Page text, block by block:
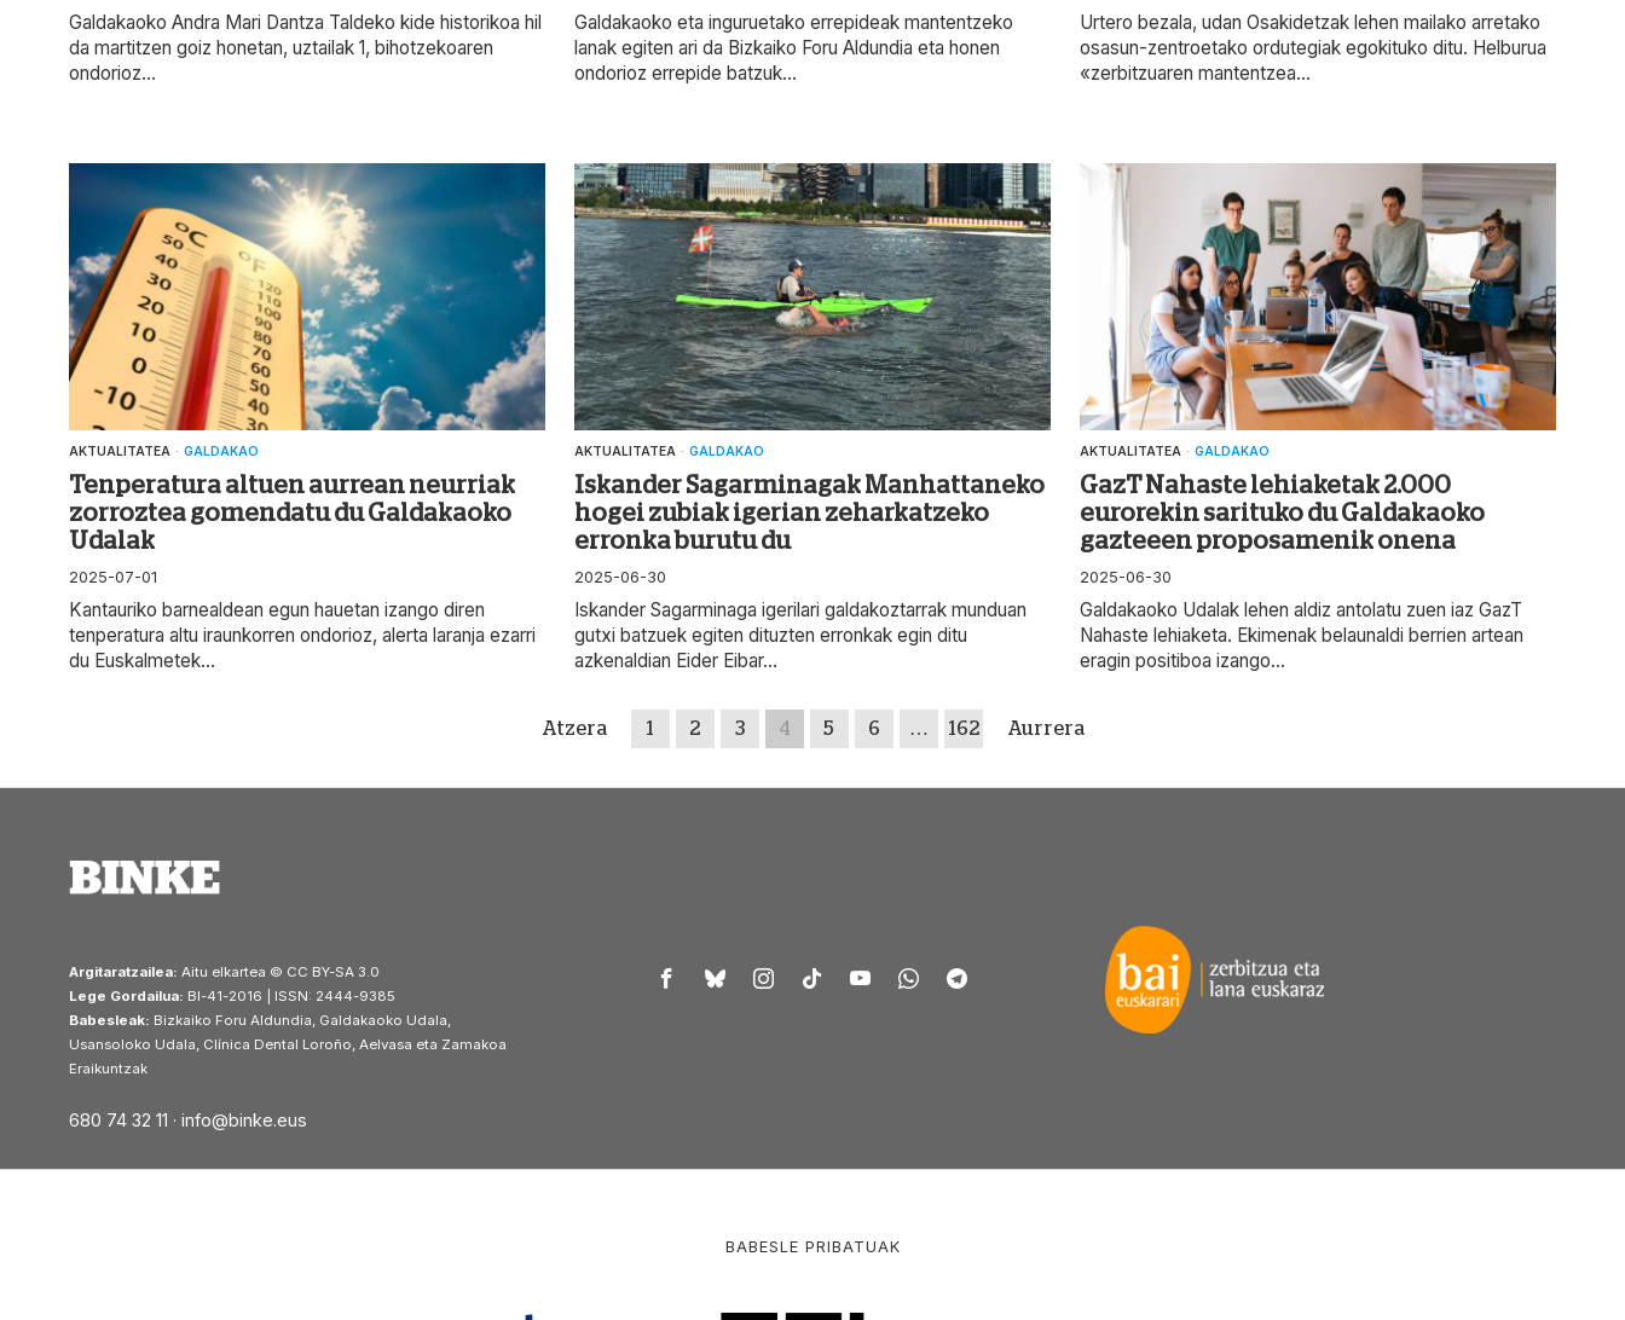
Galdakaoko Andra Mari Dantza Taldeko kide historikoa hil
da martitzen goiz honetan, uztailak 1, bihotzekoaren
ondorioz...
Galdakaoko eta inguruetako errepideak mantentzeko
lanak egiten ari da Bizkaiko Foru Aldundia eta honen
ondorioz errepide batzuk...
Urtero bezala, udan Osakidetzak lehen mailako arretako
osasun-zentroetako ordutegiak egokituko ditu. Helburua
«zerbitzuaren mantentzea...
AKTUALITATEA · GALDAKAO
Tenperatura altuen aurrean neurriak
zorroztea gomendatu du Galdakaoko
Udalak
2025-07-01
Kantauriko barnealdean egun hauetan izango diren
tenperatura altu iraunkorren ondorioz, alerta laranja ezarri
du Euskalmetek...
AKTUALITATEA · GALDAKAO
Iskander Sagarminagak Manhattaneko
hogei zubiak igerian zeharkatzeko
erronka burutu du
2025-06-30
Iskander Sagarminaga igerilari galdakoztarrak munduan
gutxi batzuek egiten dituzten erronkak egin ditu
azkenaldian Eider Eibar...
AKTUALITATEA · GALDAKAO
GazT Nahaste lehiaketak 2.000
eurorekin sarituko du Galdakaoko
gazteeen proposamenik onena
2025-06-30
Galdakaoko Udalak lehen aldiz antolatu zuen iaz GazT
Nahaste lehiaketa. Ekimenak belaunaldi berrien artean
eragin positiboa izango...
Atzera 1 2 3 4 5 6 … 162 Aurrera
Argitaratzailea: Aitu elkartea © CC BY-SA 3.0
Lege Gordailua: BI-41-2016 | ISSN: 2444-9385
Babesleak: Bizkaiko Foru Aldundia, Galdakaoko Udala,
Usansoloko Udala, Clínica Dental Loroño, Aelvasa eta Zamakoa
Eraikuntzak
680 74 32 11 · info@binke.eus
BABESLE PRIBATUAK